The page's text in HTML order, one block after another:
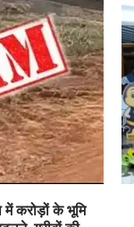
में करोड़ों के भूमि